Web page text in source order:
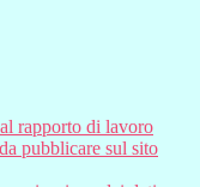
rapporto di lavoro
pubblicare sul sito